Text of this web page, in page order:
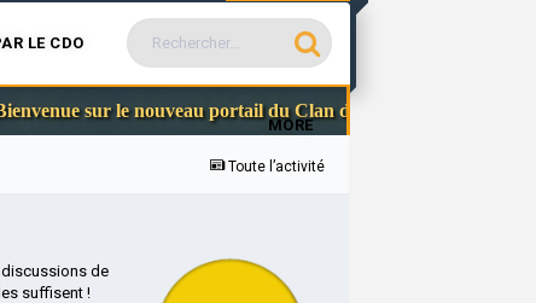
LE CDO
MORE
sur le nouveau portail du Clan des Officiers
Toute l’activité
discussions de
suffisent !